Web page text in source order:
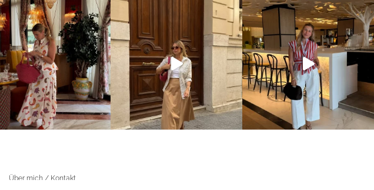
Über mich / Kontakt